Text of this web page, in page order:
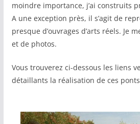
moindre importance, j’ai construits
A une exception près, il s’agit de
presque d’ouvrages d’arts réels. Je
et de photos.
Vous trouverez ci-dessous les liens
détaillants la réalisation de ces